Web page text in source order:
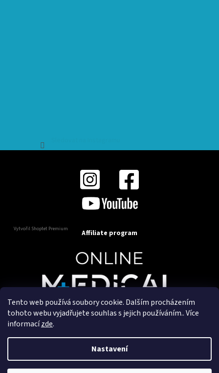
Tento web používá soubory cookie. Dalším procházením
tohoto webu vyjadřujete souhlas s jejich používáním.. Více
informacízde.
Nastavení
Vytvořil Shoptet Premium Affiliate program
Copyright 2025OnlineMedical.cz. Všechna práva
Vytvořil a marketingově zajišťuje